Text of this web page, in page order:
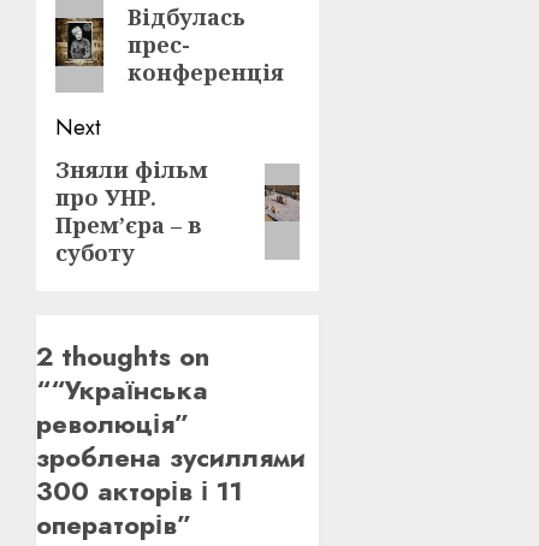
navigation
Previous
post:
Відбулась
прес-
конференція
Next
Next
post:
Зняли фільм
про УНР.
Прем’єра – в
суботу
2 thoughts on
““Українська
революція”
зроблена зусиллями
300 акторів і 11
операторів”